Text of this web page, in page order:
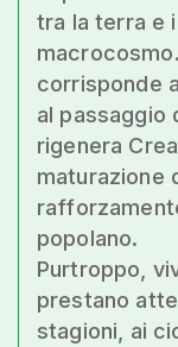
tra la terra e
corrisponde
al passaggio
rigenera
maturazione
popolano.
Purtroppo,
prestano
stagioni, ai